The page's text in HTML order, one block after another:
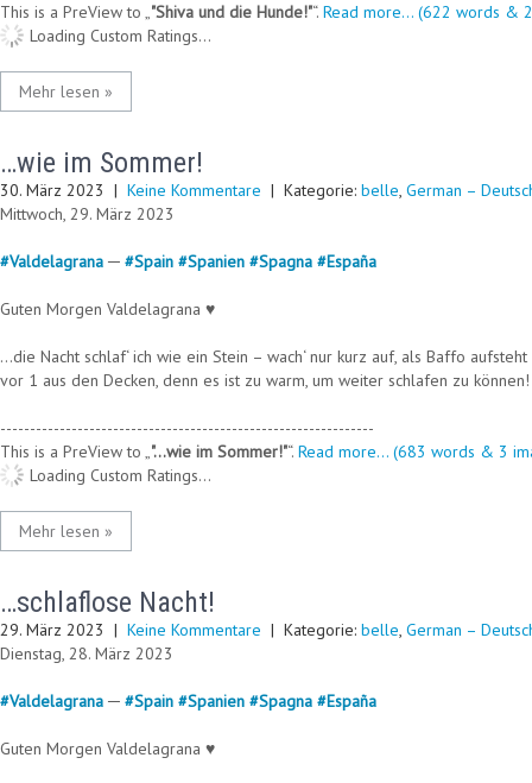
This is a PreView to "Shiva und die Hunde!". Read more... (622 words &
Loading Custom Ratings...
Mehr lesen »
…wie im Sommer!
30. März 2023 | Keine Kommentare | Kategorie: belle, German –
Mittwoch, 29. März 2023
#Valdelagrana ─ #Spain #Spanien #Spagna #España
Guten Morgen Valdelagrana ♥
…die Nacht schlaf‘ ich wie ein Stein – wach‘ nur kurz auf, als Baffo
vor 1 aus den Decken, denn es ist zu warm, um weiter schlafen zu können!
---------------------------------------------------------------
This is a PreView to "…wie im Sommer!". Read more... (683 words & 3
Loading Custom Ratings...
Mehr lesen »
…schlaflose Nacht!
29. März 2023 | Keine Kommentare | Kategorie: belle, German –
Dienstag, 28. März 2023
#Valdelagrana ─ #Spain #Spanien #Spagna #España
Guten Morgen Valdelagrana ♥